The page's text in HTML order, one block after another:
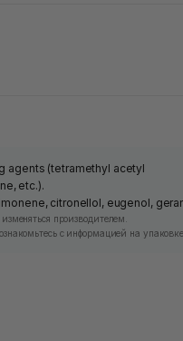
agents (tetramethyl acetyl
etc.).
citronellol, eugenol,
производителем.
с информацией на упаковке.